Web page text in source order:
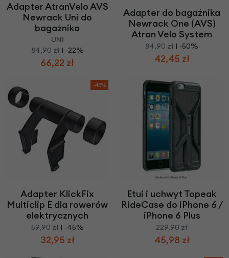
Adapter AtranVelo AVS
Newrack Uni do
bagażnika
UNI
84,90 zł | -22%
66,22 zł
Adapter do bagażnika
Newrack One (AVS)
Atran Velo System
84,90 zł | -50%
42,45 zł
-45%
Adapter KlickFix
Multiclip E dla rowerów
elektrycznych
59,90 zł | -45%
32,95 zł
Etui i uchwyt Topeak
RideCase do iPhone 6 /
iPhone 6 Plus
229,90 zł
45,98 zł